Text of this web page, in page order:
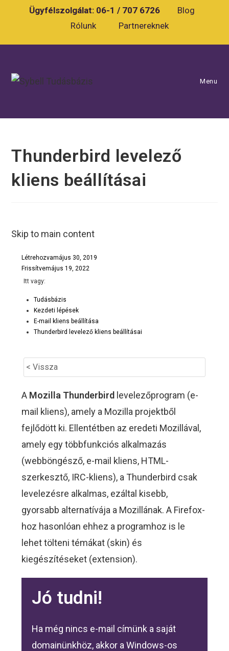
Ügyfélszolgálat: 06-1 / 707 6726
Blog
Rólunk
Partnereknek
Menu
Thunderbird levelező
kliens beállításai
Skip to main content
Létrehozvamájus 30, 2019
Frissítvemájus 19, 2022
Itt vagy:
Tudásbázis
Kezdeti lépések
E-mail kliens beállítása
Thunderbird levelező kliens beállításai
< Vissza
A Mozilla Thunderbird levelezőprogram (e-
mail kliens), amely a Mozilla projektből
fejlődött ki. Ellentétben az eredeti Mozillával,
amely egy többfunkciós alkalmazás
(webböngésző, e-mail kliens, HTML-
szerkesztő, IRC-kliens), a Thunderbird csak
levelezésre alkalmas, ezáltal kisebb,
gyorsabb alternatívája a Mozillának. A Firefox-
hoz hasonlóan ehhez a programhoz is le
lehet tölteni témákat (skin) és
kiegészítéseket (extension).
Jó tudni!
Ha még nincs e-mail címünk a saját
domainünkhöz, akkor a Windows-os